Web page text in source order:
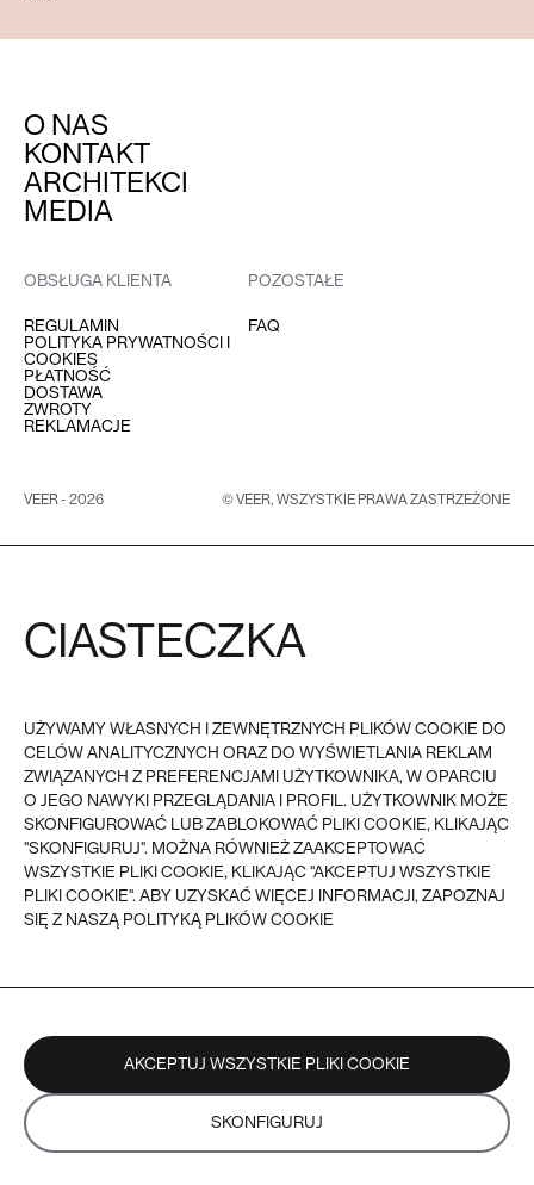
O NAS
KONTAKT
ARCHITEKCI
MEDIA
OBSŁUGA KLIENTA
REGULAMIN
POLITYKA PRYWATNOŚCI I
COOKIES
PŁATNOŚĆ
DOSTAWA
ZWROTY
REKLAMACJE
POZOSTAŁE
FAQ
VEER - 2026 © VEER, WSZYSTKIE PRAWA ZASTRZEŻONE
CIASTECZKA
UŻYWAMY WŁASNYCH I ZEWNĘTRZNYCH PLIKÓW COOKIE DO
CELÓW ANALITYCZNYCH ORAZ DO WYŚWIETLANIA REKLAM
ZWIĄZANYCH Z PREFERENCJAMI UŻYTKOWNIKA, W OPARCIU
O JEGO NAWYKI PRZEGLĄDANIA I PROFIL. UŻYTKOWNIK MOŻE
SKONFIGUROWAĆ LUB ZABLOKOWAĆ PLIKI COOKIE, KLIKAJĄC
"SKONFIGURUJ". MOŻNA RÓWNIEŻ ZAAKCEPTOWAĆ
WSZYSTKIE PLIKI COOKIE, KLIKAJĄC "AKCEPTUJ WSZYSTKIE
PLIKI COOKIE". ABY UZYSKAĆ WIĘCEJ INFORMACJI, ZAPOZNAJ
SIĘ Z NASZĄ POLITYKĄ PLIKÓW COOKIE
SKONFIGURUJ
AKCEPTUJ WSZYSTKIE PLIKI COOKIE